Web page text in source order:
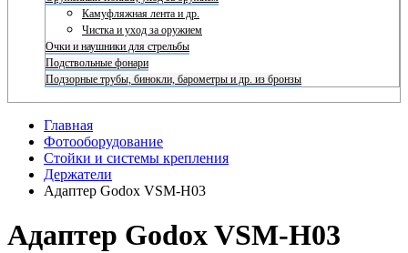
Камуфляжная лента и др.
Чистка и уход за оружием
Очки и наушники для стрельбы
Подствольные фонари
Подзорные трубы, бинокли, барометры и др. из бронзы
Главная
Фотооборудование
Стойки и системы крепления
Держатели
Адаптер Godox VSM-H03
Адаптер Godox VSM-H03